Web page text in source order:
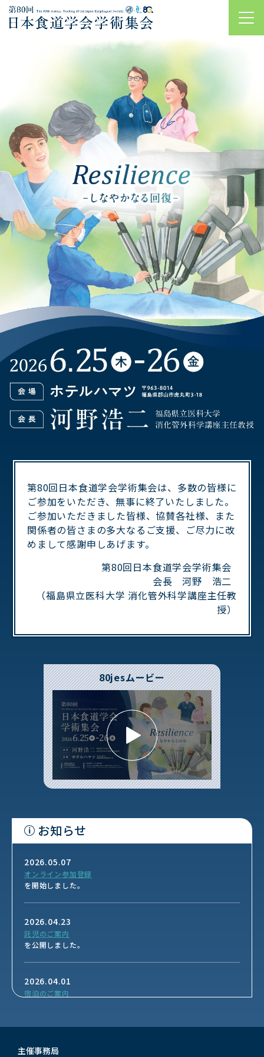
第80回日本食道学会学術集会は、多数の皆様に
ご参加をいただき、無事に終了いたしました。
ご参加いただきました皆様、協賛各社様、また
関係者の皆さまの多大なるご支援、ご尽力に改
めまして感謝申しあげます。
第80回日本食道学会学術集会
会長 河野 浩二
（福島県立医科大学 消化管外科学講座主任教
授）
80jesムービー
お知らせ
2026.05.07
オンライン参加登録
を開始しました。
2026.04.23
託児のご案内
を公開しました。
2026.04.01
宿泊のご案内
演題募集を締め切りました。
主催事務局